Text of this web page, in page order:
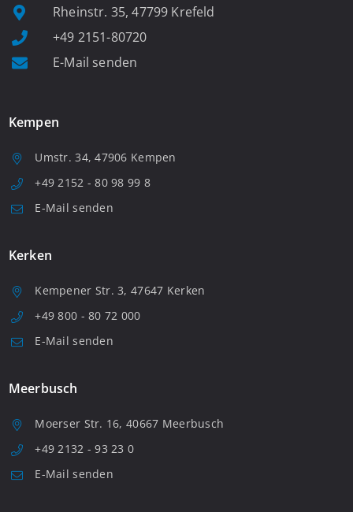
Rheinstr. 35, 47799 Krefeld
+49 2151-80720
E-Mail senden
Kempen
Umstr. 34, 47906 Kempen
+49 2152 - 80 98 99 8
E-Mail senden
Kerken
Kempener Str. 3, 47647 Kerken
+49 800 - 80 72 000
E-Mail senden
Meerbusch
Moerser Str. 16, 40667 Meerbusch
+49 2132 - 93 23 0
E-Mail senden